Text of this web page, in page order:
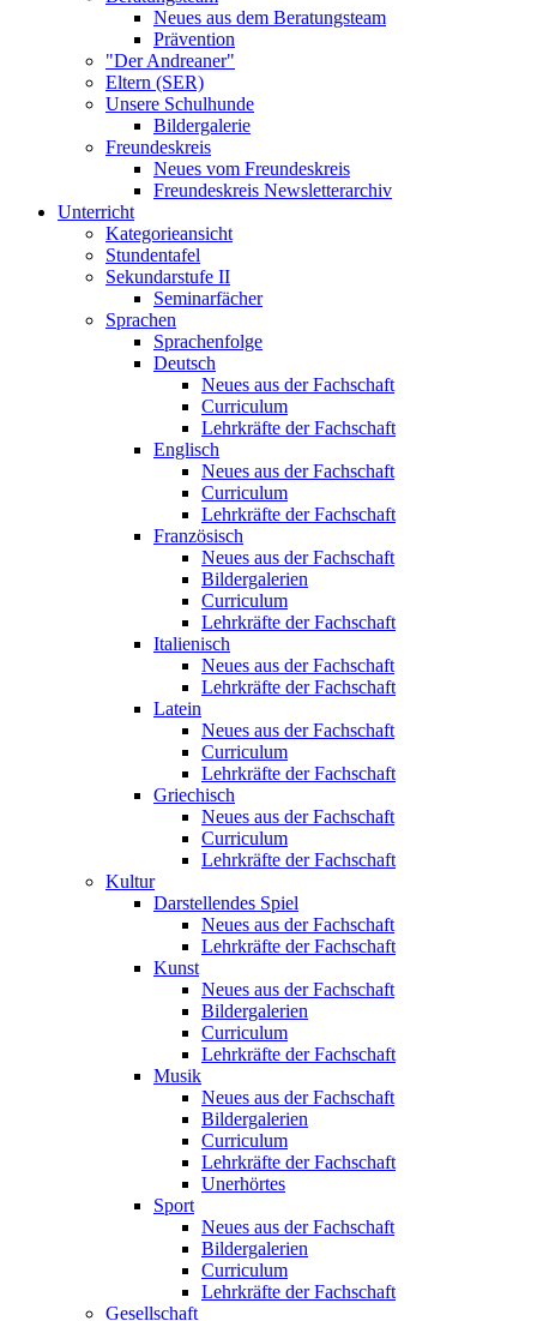
Neues aus dem Beratungsteam
Prävention
"Der Andreaner"
Eltern (SER)
Unsere Schulhunde
Bildergalerie
Freundeskreis
Neues vom Freundeskreis
Freundeskreis Newsletterarchiv
Unterricht
Kategorieansicht
Stundentafel
Sekundarstufe II
Seminarfächer
Sprachen
Sprachenfolge
Deutsch
Neues aus der Fachschaft
Curriculum
Lehrkräfte der Fachschaft
Englisch
Neues aus der Fachschaft
Curriculum
Lehrkräfte der Fachschaft
Französisch
Neues aus der Fachschaft
Bildergalerien
Curriculum
Lehrkräfte der Fachschaft
Italienisch
Neues aus der Fachschaft
Lehrkräfte der Fachschaft
Latein
Neues aus der Fachschaft
Curriculum
Lehrkräfte der Fachschaft
Griechisch
Neues aus der Fachschaft
Curriculum
Lehrkräfte der Fachschaft
Kultur
Darstellendes Spiel
Neues aus der Fachschaft
Lehrkräfte der Fachschaft
Kunst
Neues aus der Fachschaft
Bildergalerien
Curriculum
Lehrkräfte der Fachschaft
Musik
Neues aus der Fachschaft
Bildergalerien
Curriculum
Lehrkräfte der Fachschaft
Unerhörtes
Sport
Neues aus der Fachschaft
Bildergalerien
Curriculum
Lehrkräfte der Fachschaft
Gesellschaft